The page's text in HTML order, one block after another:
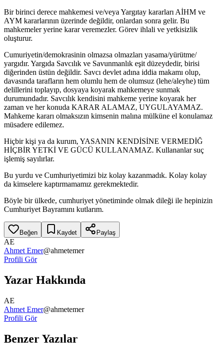
Bir birinci derece mahkemesi ve/veya Yargıtay kararları AİHM ve
AYM kararlarının üzerinde değildir, onlardan sonra gelir. Bu
mahkemeler yerine karar veremezler. Görev ihlali ve yetkisizlik
oluşturur.
Cumuriyetin/demokrasinin olmazsa olmazları yasama/yürütme/
yargıdır. Yargıda Savcılık ve Savunmanlık eşit düzeydedir, birisi
diğerinden üstün değildir. Savcı devlet adına iddia makamı olup,
davasında tarafların hem olumlu hem de olumsuz (lehe/aleyhe) tüm
delillerini toplayıp, dosyaya koyarak mahkemeye sunmak
durumundadır. Savcılık kendisini mahkeme yerine koyarak her
zaman ve her konuda KARAR ALAMAZ, UYGULAYAMAZ.
Mahkeme kararı olmaksızın kimsenin malına mülküne el konulamaz
müsadere edilemez.
Hiçbir kişi ya da kurum, YASANIN KENDİSİNE VERMEDİĞ
HİÇBİR YETKİ VE GÜCÜ KULLANAMAZ. Kullananlar suç
işlemiş sayılırlar.
Bu yurdu ve Cumhuriyetimizi biz kolay kazanmadık. Kolay kolay
da kimselere kaptırmamamız gerekmektedir.
Böyle bir ülkede, cumhuriyet yönetiminde olmak dileği ile hepinizin
Cumhuriyet Bayramını kutlarım.
Beğen Kaydet Paylaş
AE
Ahmet Emer@ahmetemer
Profili Gör
Yazar Hakkında
AE
Ahmet Emer@ahmetemer
Profili Gör
Benzer Yazılar